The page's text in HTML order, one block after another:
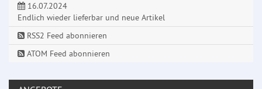
16.07.2024
Endlich wieder lieferbar und neue Artikel
RSS2 Feed abonnieren
ATOM Feed abonnieren